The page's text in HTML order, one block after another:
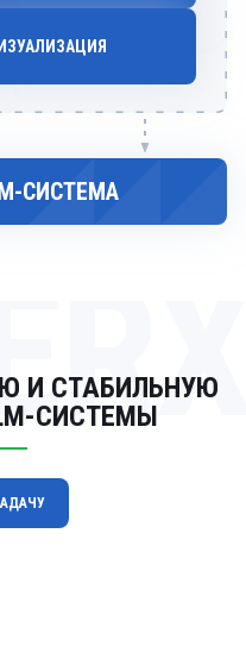
СИСТЕМА
И СТАБИЛЬНУЮ
СИСТЕМЫ